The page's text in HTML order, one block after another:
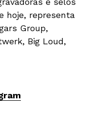
hoje, representa
Group,
Big Loud,